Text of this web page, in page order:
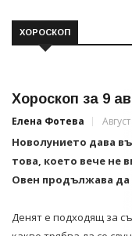
ХОРОСКОП
Хороскоп за 9
Елена Фотева
Новолунието дава
това, което вече не
Овен продължава да
Денят е подходящ за